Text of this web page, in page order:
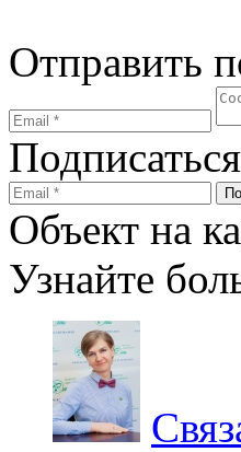
Отправить
Объект на
Узнайте